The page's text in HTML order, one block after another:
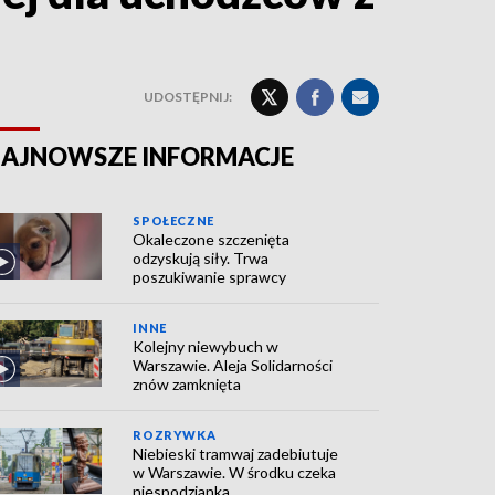
UDOSTĘPNIJ:
INFORMACJE
SPOŁECZNE
Okaleczone szczenięta
odzyskują siły. Trwa
poszukiwanie sprawcy
INNE
Kolejny niewybuch w
Warszawie. Aleja Solidarności
znów zamknięta
ROZRYWKA
Niebieski tramwaj zadebiutuje
w Warszawie. W środku czeka
niespodzianka